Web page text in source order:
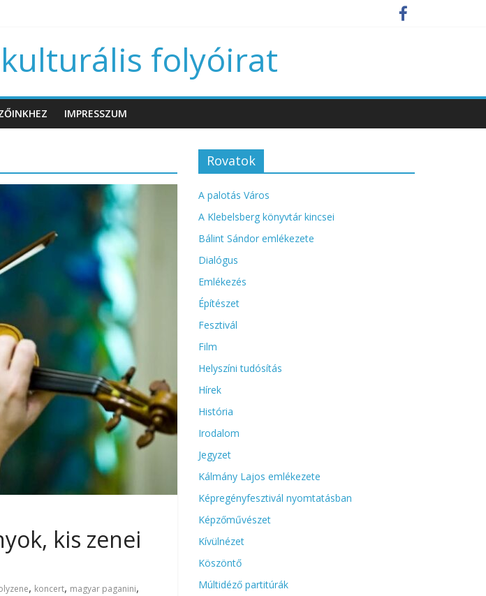
folyóirat
IMPRESSZUM
kis zenei
, koncert, magyar paganini,
Rovatok
A palotás Város
A Klebelsberg könyvtár kincsei
Bálint Sándor emlékezete
Dialógus
Emlékezés
Építészet
Fesztivál
Film
Helyszíni tudósítás
Hírek
História
Irodalom
Jegyzet
Kálmány Lajos emlékezete
Képregényfesztivál nyomtatásban
Képzőművészet
Kívülnézet
Köszöntő
Múltidéző partitúrák